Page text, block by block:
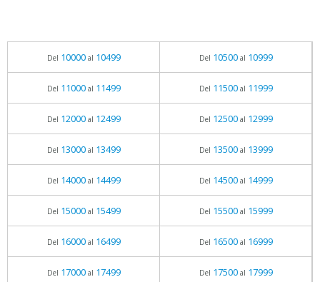
Del 10000al 10499 Del 10500al 10999
Del 11000al 11499 Del 11500al 11999
Del 12000al 12499 Del 12500al 12999
Del 13000al 13499 Del 13500al 13999
Del 14000al 14499 Del 14500al 14999
Del 15000al 15499 Del 15500al 15999
Del 16000al 16499 Del 16500al 16999
Del 17000al 17499 Del 17500al 17999